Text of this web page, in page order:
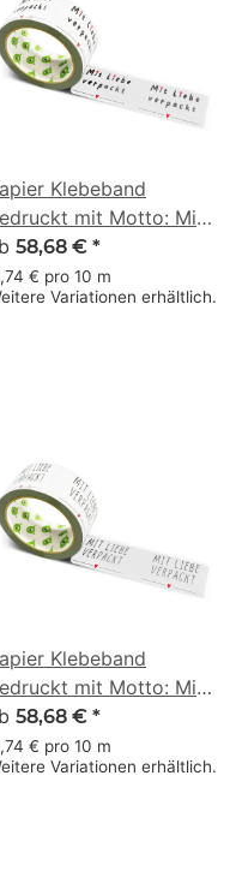
Klebeband
mit Motto: Mit
verpackt & Herz -
m weiss
58,68 € *
€ pro 10 m
Variationen erhältlich.
Klebeband
mit Motto: Mit
verpackt & Herz
- 50 m weiss
58,68 € *
€ pro 10 m
Variationen erhältlich.